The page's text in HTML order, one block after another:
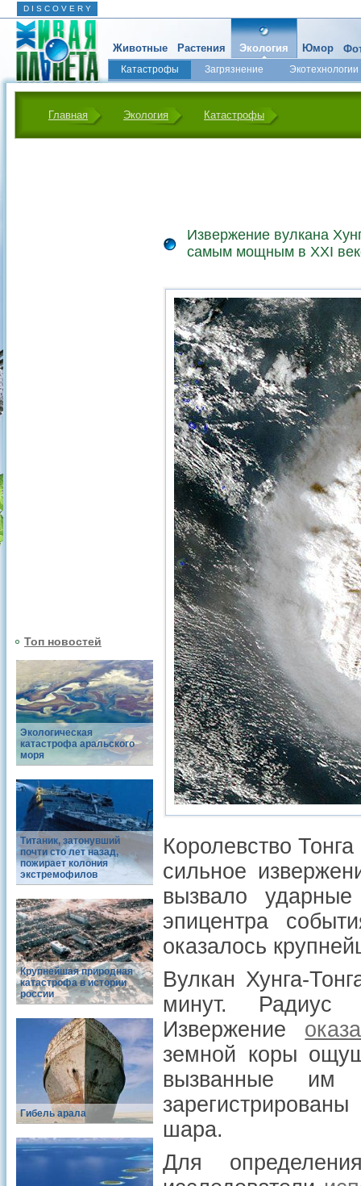
D I S C O V E R Y
Животные Растения Экология
Катастрофы Загрязнение Экотехнологии
Юмор
Главная Экология Катастрофы
Топ новостей
Экологическая
катастрофа аральского
моря
Титаник, затонувший
почти сто лет назад,
пожирает колония
экстремофилов
Крупнейшая природная
катастрофа в истории
россии
Гибель арала
Извержение вулкана
самым мощным в XXI
Королевство
сильное
вызвало
эпицентра
оказалось
Вулкан Хунга-
минут. Радиус
Извержение
земной коры
вызванные им
шара.
Для